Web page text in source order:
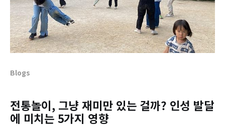
Blogs
전통놀이, 그냥 재미만 있는 걸까? 인성 발달
에 미치는 5가지 영향